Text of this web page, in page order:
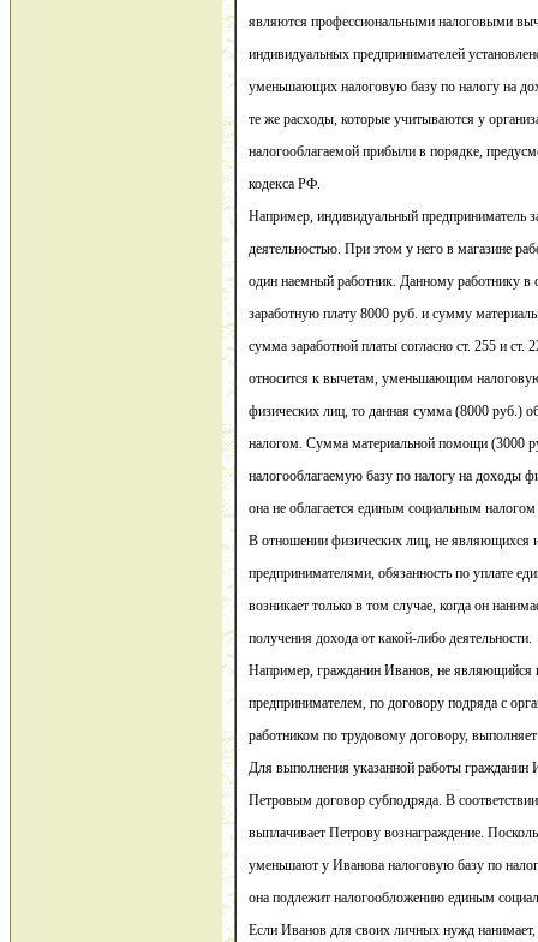
являются профессиональными налоговыми
индивидуальных предпринимателей
уменьшающих налоговую базу по налогу на
те же расходы, которые учитываются у
налогооблагаемой прибыли в порядке,
кодекса РФ.
Например, индивидуальный предприниматель
деятельностью. При этом у него в магазине
один наемный работник. Данному работнику в
заработную плату 8000 руб. и сумму
сумма заработной платы согласно ст. 255 и ст.
относится к вычетам, уменьшающим
физических лиц, то данная сумма (8000 руб.)
налогом. Сумма материальной помощи (3000
налогооблагаемую базу по налогу на доходы
она не облагается единым социальным налогом
В отношении физических лиц, не являющихся
предпринимателями, обязанность по уплате
возникает только в том случае, когда он
получения дохода от какой-либо деятельности.
Например, гражданин Иванов, не являющийся
предпринимателем, по договору подряда с
работником по трудовому договору,
Для выполнения указанной работы гражданин
Петровым договор субподряда. В
выплачивает Петрову вознаграждение.
уменьшают у Иванова налоговую базу по
она подлежит налогообложению единым
Если Иванов для своих личных нужд нанимает,